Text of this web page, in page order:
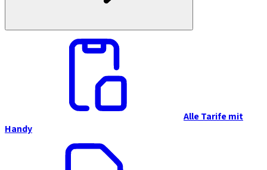
Alle Tarife mit
Handy